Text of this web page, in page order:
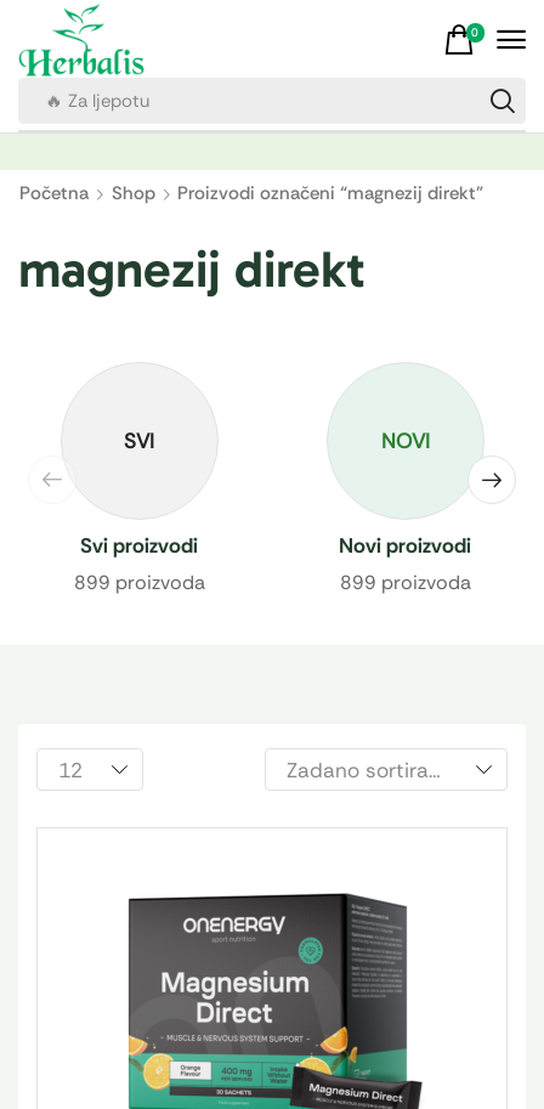
🔥 Za imunitet
0
Početna Shop Proizvodi označeni “magnezij direkt”
magnezij direkt
SVI
Svi proizvodi
899 proizvoda
NOVI
Novi proizvodi
899 proizvoda